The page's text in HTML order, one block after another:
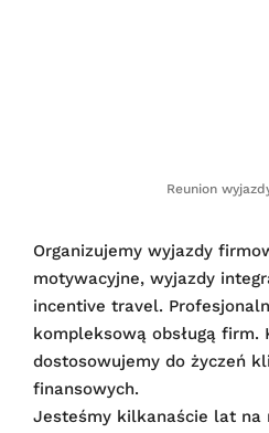
Reunion
Organizujemy wyjazdy
motywacyjne, wyjazdy
incentive travel.
kompleksową obsługą firm.
dostosowujemy do życzeń
finansowych.
Jesteśmy kilkanaście lat na